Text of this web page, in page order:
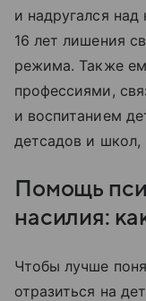
и надругался над
16 лет лишения
режима. Также
профессиями,
и воспитанием
детсадов и школ,
Помощь
насилия:
Чтобы лучше
отразиться на